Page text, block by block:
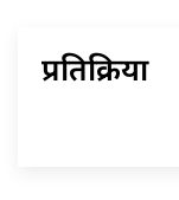
प्रतिक्रिया